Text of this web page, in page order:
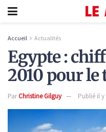
Accueil Actualités
Egypte :
2010 pour
ParChristine Gilguy Publié il y